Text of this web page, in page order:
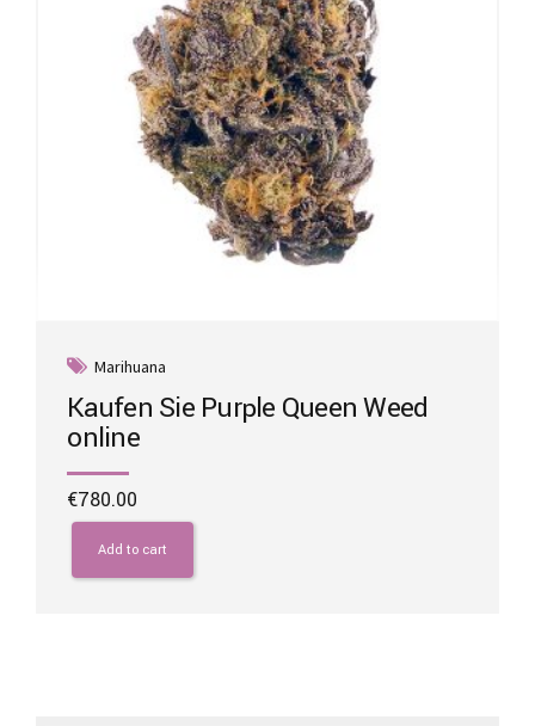
Marihuana
Kaufen Sie Purple Queen Weed
online
€780.00
Add to cart